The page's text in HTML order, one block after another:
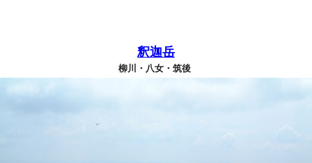
釈迦岳
柳川・八女・筑後